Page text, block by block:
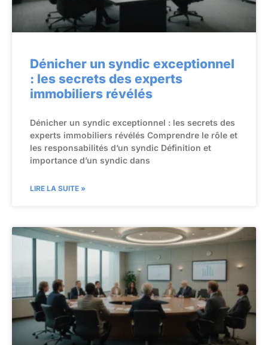
Dénicher un syndic exceptionnel
: les secrets des experts
immobiliers révélés
Dénicher un syndic exceptionnel : les secrets des
experts immobiliers révélés Comprendre le rôle et
les responsabilités d’un syndic Définition et
importance d’un syndic dans
LIRE LA SUITE »